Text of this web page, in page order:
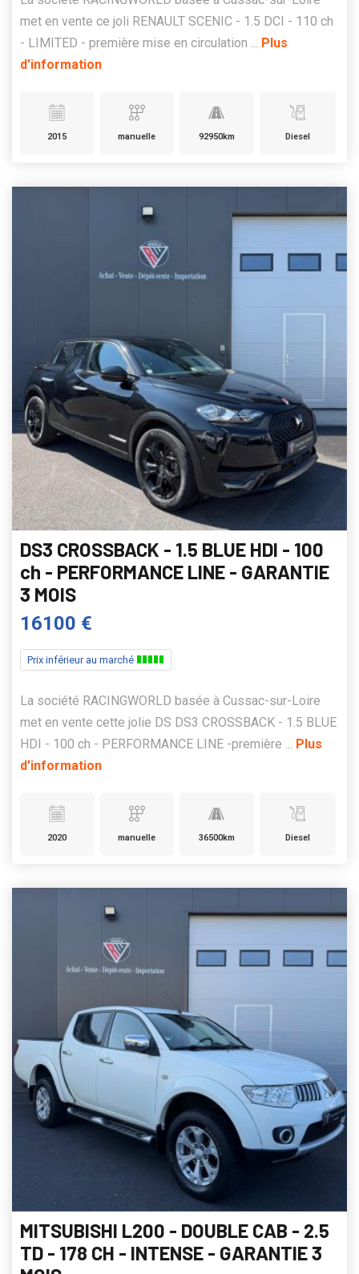
met en vente ce joli RENAULT SCENIC - 1.5 DCI - 110 ch
- LIMITED - première mise en circulation ... Plus
d'information
2015 manuelle 92950km Diesel
DS3 CROSSBACK - 1.5 BLUE HDI - 100
ch - PERFORMANCE LINE - GARANTIE
3 MOIS
16100 €
Prix inférieur au marché
La société RACINGWORLD basée à Cussac-sur-Loire
met en vente cette jolie DS DS3 CROSSBACK - 1.5 BLUE
HDI - 100 ch - PERFORMANCE LINE -première ... Plus
d'information
2020 manuelle 36500km Diesel
MITSUBISHI L200 - DOUBLE CAB - 2.5
TD - 178 CH - INTENSE - GARANTIE 3